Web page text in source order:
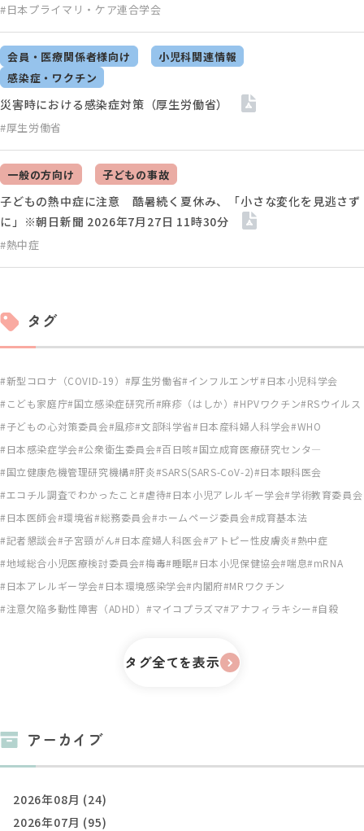
#日本プライマリ・ケア連合学会
会員・医療関係者様向け
小児科関連情報
感染症・ワクチン
#厚生労働省
災害時における感染症対策（厚生労働省）
一般の方向け 子どもの事故
#熱中症
子どもの熱中症に注意 酷暑続く夏休み、「小さな変化を見逃さず
に」※朝日新聞 2026年7月27日 11時30分
タグ
新型コロナ（COVID-19） 厚生労働省 インフルエンザ 日本小児科学会
こども家庭庁 国立感染症研究所 麻疹（はしか） HPVワクチン RSウイルス
子どもの心対策委員会 風疹 文部科学省 日本産科婦人科学会 WHO
日本感染症学会 公衆衛生委員会 百日咳 国立成育医療研究センタ―
国立健康危機管理研究機構 肝炎 SARS(SARS-CoV-2)
日本眼科医会
エコチル調査でわかったこと 虐待 日本小児アレルギー学会 学術教育委員会
日本医師会 環境省 総務委員会 ホームページ委員会 成育基本法
記者懇談会 子宮頸がん 日本産婦人科医会 アトピー性皮膚炎 熱中症
地域総合小児医療検討委員会 梅毒 睡眠 日本小児保健協会 喘息 mRNA
日本アレルギー学会 日本環境感染学会 内閣府 MRワクチン
注意欠陥多動性障害（ADHD）
マイコプラズマ アナフィラキシー 自殺
タグ全てを表示
アーカイブ
2026年08月 (24)
2026年07月 (95)